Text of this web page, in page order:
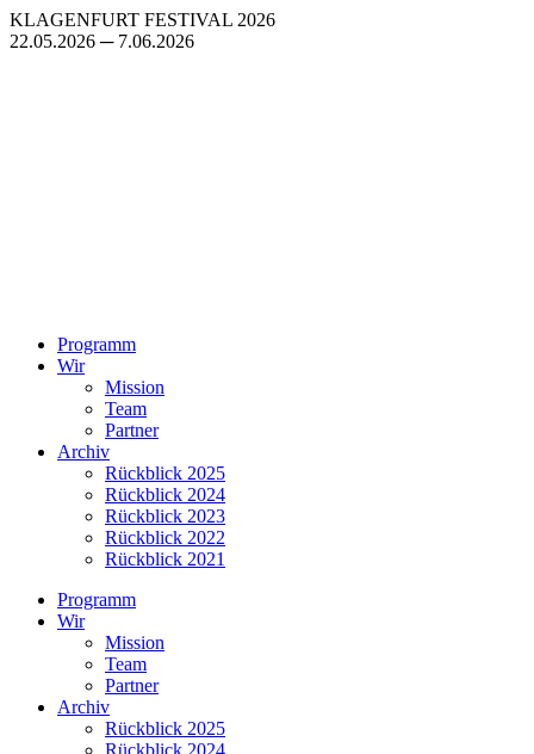
Zum
Inhalt
KLAGENFURT FESTIVAL 2026
22.05.2026 ─ 7.06.2026
Programm
Wir
Mission
Team
Partner
Archiv
Rückblick 2025
Rückblick 2024
Rückblick 2023
Rückblick 2022
Rückblick 2021
Programm
Wir
Mission
Team
Partner
Archiv
Rückblick 2025
Rückblick 2024